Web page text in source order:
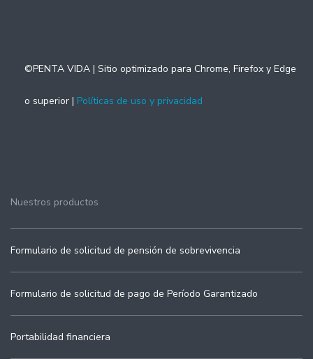
©PENTA VIDA | Sitio optimizado para Chrome, Firefox y Edge
o superior | Políticas de uso y privacidad
Nuestros productos
Formulario de solicitud de pensión de sobrevivencia
Formulario de solicitud de pago de Período Garantizado
Portabilidad financiera